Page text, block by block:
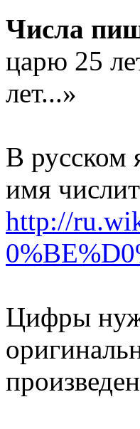
Числа
царю 25
лет...»
В русском
имя
http://
Цифры